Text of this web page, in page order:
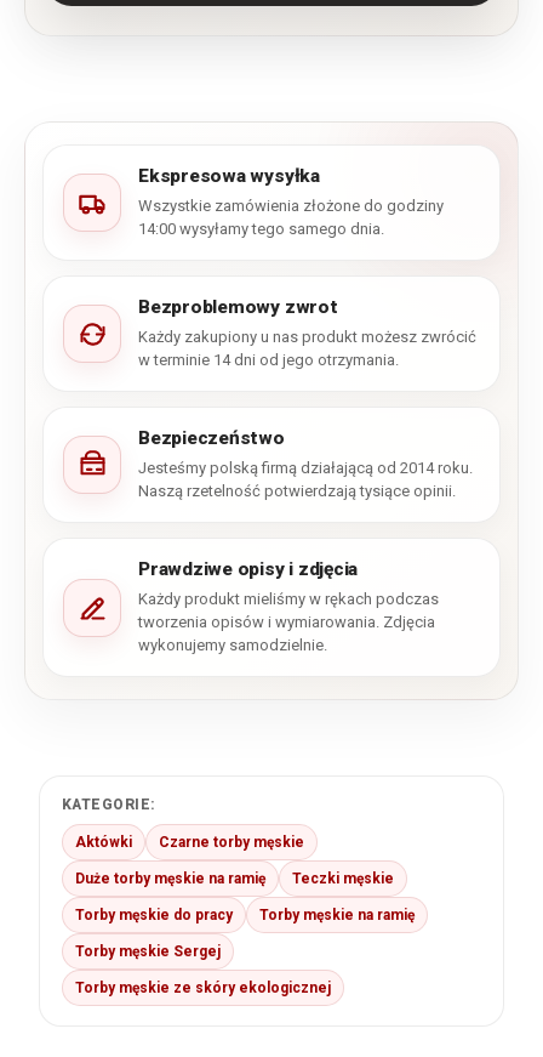
Ekspresowa wysyłka
Wszystkie zamówienia złożone do godziny
14:00 wysyłamy tego samego dnia.
Bezproblemowy zwrot
Każdy zakupiony u nas produkt możesz zwrócić
w terminie 14 dni od jego otrzymania.
Bezpieczeństwo
Jesteśmy polską firmą działającą od 2014 roku.
Naszą rzetelność potwierdzają tysiące opinii.
Prawdziwe opisy i zdjęcia
Każdy produkt mieliśmy w rękach podczas
tworzenia opisów i wymiarowania. Zdjęcia
wykonujemy samodzielnie.
KATEGORIE:
Aktówki Czarne torby męskie
Duże torby męskie na ramię Teczki męskie
Torby męskie do pracy Torby męskie na ramię
Torby męskie Sergej
Torby męskie ze skóry ekologicznej